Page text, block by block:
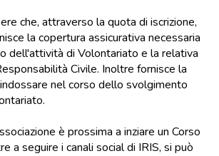
che, attraverso la quota di iscrizione,
la copertura assicurativa necessaria
dell'attività di Volontariato e la relativa
Civile. Inoltre fornisce la
nel corso dello svolgimento
è prossima a inziare un Corso
a seguire i canali social di IRIS, si può